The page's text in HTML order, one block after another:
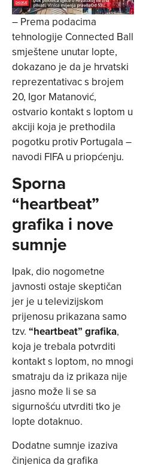
– Prema podacima
tehnologije Connected Ball
smještene unutar lopte,
dokazano je da je hrvatski
reprezentativac s brojem
20, Igor Matanović,
ostvario kontakt s loptom u
akciji koja je prethodila
pogotku protiv Portugala –
navodi FIFA u priopćenju.
Sporna
“heartbeat”
grafika i nove
sumnje
Ipak, dio nogometne
javnosti ostaje skeptičan
jer je u televizijskom
prijenosu prikazana samo
tzv. “heartbeat” grafika,
koja je trebala potvrditi
kontakt s loptom, no mnogi
smatraju da iz prikaza nije
jasno može li se sa
sigurnošću utvrditi tko je
lopte dotaknuo.
Dodatne sumnje izaziva
činjenica da grafika